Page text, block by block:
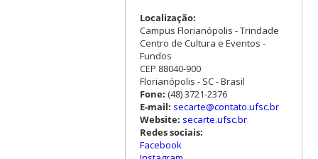
Localização:
Campus Florianópolis - Trindade
Centro de Cultura e Eventos -
Fundos
CEP 88040-900
Florianópolis - SC - Brasil
Fone: (48) 3721-2376
E-mail: secarte@contato.ufsc.br
Website: secarte.ufsc.br
Redes sociais:
Facebook